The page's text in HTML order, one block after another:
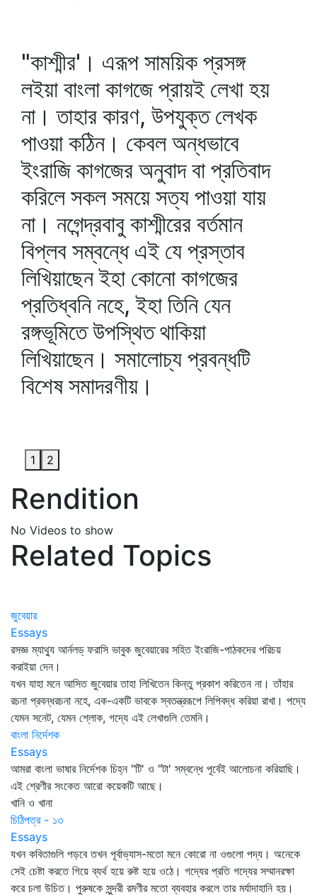
"কাশ্মীর'। এরূপ সাময়িক প্রসঙ্গ
লইয়া বাংলা কাগজে প্রায়ই লেখা হয়
না। তাহার কারণ, উপযুক্ত লেখক
পাওয়া কঠিন। কেবল অন্ধভাবে
ইংরাজি কাগজের অনুবাদ বা প্রতিবাদ
করিলে সকল সময়ে সত্য পাওয়া যায়
না। নগেন্দ্রবাবু কাশ্মীরের বর্তমান
বিপ্লব সম্বন্ধে এই যে প্রস্তাব
লিখিয়াছেন ইহা কোনো কাগজের
প্রতিধ্বনি নহে, ইহা তিনি যেন
রঙ্গভূমিতে উপস্থিত থাকিয়া
লিখিয়াছেন। সমালোচ্য প্রবন্ধটি
বিশেষ সমাদরণীয়।
1 2
Rendition
No Videos to show
Related Topics
জুবেয়ার
Essays
রসজ্ঞ ম্যাথ্যু আর্নলড্‌ ফরাসি ভাবুক জুবেয়ারের সহিত ইংরাজি-পাঠকদের পরিচয়
করাইয়া দেন।
যখন যাহা মনে আসিত জুবেয়ার তাহা লিখিতেন কিন্তু প্রকাশ করিতেন না। তাঁহার
রচনা প্রবন্ধরচনা নহে, এক-একটি ভাবকে স্বতন্ত্ররূপে লিপিবদ্ধ করিয়া রাখা। পদ্যে
যেমন সনেট, যেমন শ্লোক, গদ্যে এই লেখাগুলি তেমনি।
বাংলা নির্দেশক
Essays
আমরা বাংলা ভাষার নির্দেশক চিহ্ন "টি' ও "টা' সম্বন্ধে পূর্বেই আলোচনা করিয়াছি।
এই শ্রেণীর সংকেত আরো কয়েকটি আছে।
খানি ও খানা
চিঠিপত্র - ১৩
Essays
যখন কবিতাগুলি পড়বে তখন পূর্বাভ্যাস-মতো মনে কোরো না ওগুলো পদ্য। অনেকে
সেই চেষ্টা করতে গিয়ে ব্যর্থ হয়ে রুষ্ট হয়ে ওঠে। গদ্যের প্রতি গদ্যের সম্মানরক্ষা
করে চলা উচিত। পুরুষকে সুন্দরী রমণীর মতো ব্যবহার করলে তার মর্যাদাহানি হয়।